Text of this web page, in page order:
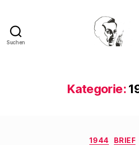
Suchen
Kategorie:
1944 BRIEF